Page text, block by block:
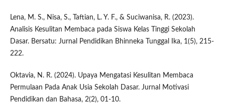
Lena, M. S., Nisa, S., Taftian, L. Y. F., & Suciwanisa, R. (2023).
Analisis Kesulitan Membaca pada Siswa Kelas Tinggi Sekolah
Dasar. Bersatu: Jurnal Pendidikan Bhinneka Tunggal Ika, 1(5), 215-
222.
Oktavia, N. R. (2024). Upaya Mengatasi Kesulitan Membaca
Permulaan Pada Anak Usia Sekolah Dasar. Jurnal Motivasi
Pendidikan dan Bahasa, 2(2), 01-10.